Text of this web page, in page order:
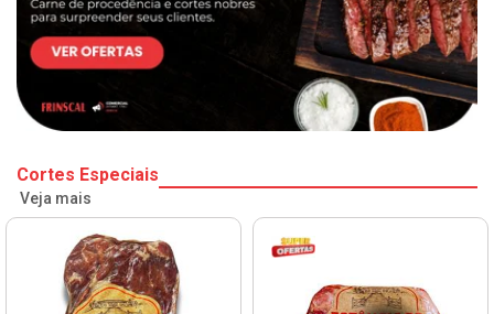
Cortes Especiais
Veja mais